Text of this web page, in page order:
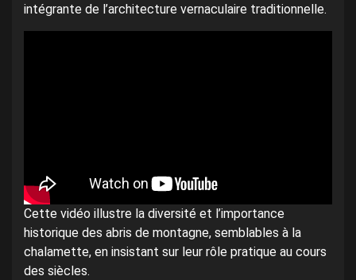
intégrante de l’architecture vernaculaire traditionnelle.
Cette vidéo illustre la diversité et l’importance
historique des abris de montagne, semblables à la
chalamette, en insistant sur leur rôle pratique au cours
des siècles.